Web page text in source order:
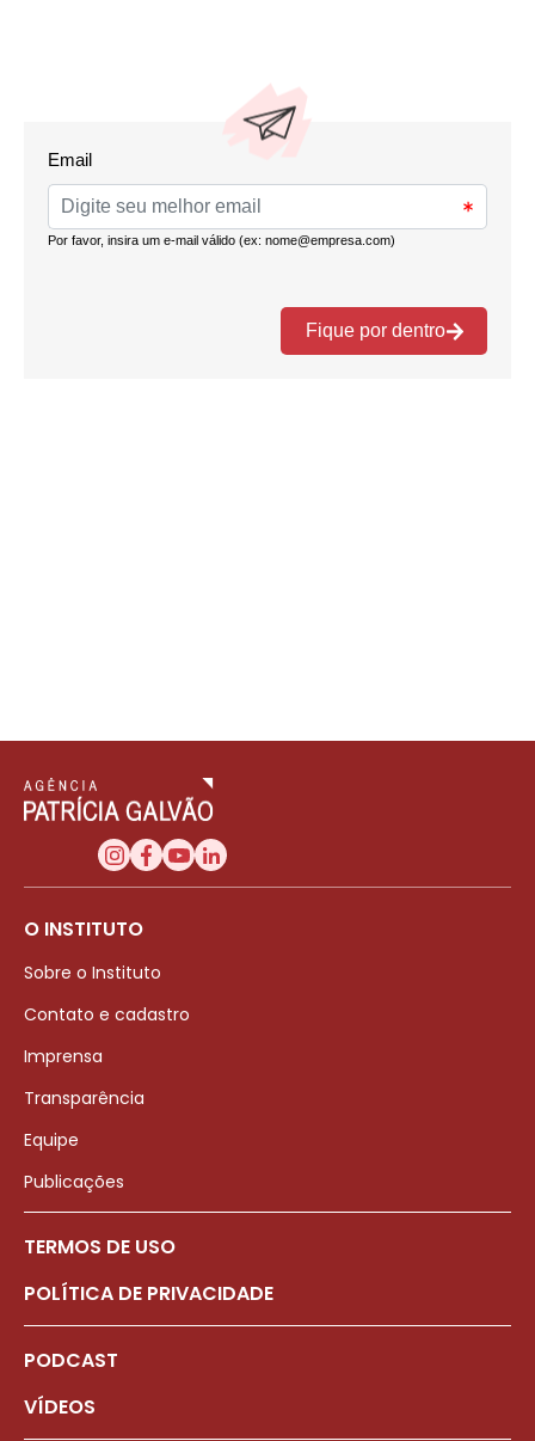
O INSTITUTO
Sobre o Instituto
Contato e cadastro
Imprensa
Transparência
Equipe
Publicações
TERMOS DE USO
POLÍTICA DE PRIVACIDADE
PODCAST
VÍDEOS